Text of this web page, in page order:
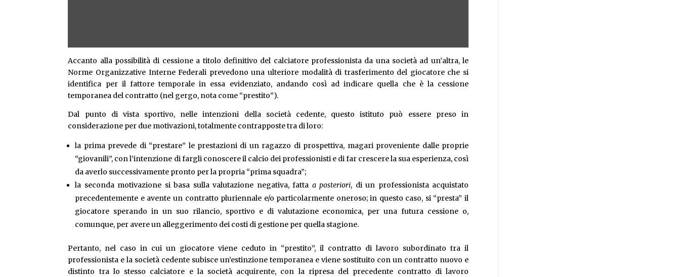
Accanto alla possibilità di cessione a titolo definitivo del calciatore professionista da una società ad un’altra, le
Norme Organizzative Interne Federali prevedono una ulteriore modalità di trasferimento del giocatore che si
identifica per il fattore temporale in essa evidenziato, andando così ad indicare quella che è la cessione
temporanea del contratto (nel gergo, nota come “prestito”).
Dal punto di vista sportivo, nelle intenzioni della società cedente, questo istituto può essere preso in
considerazione per due motivazioni, totalmente contrapposte tra di loro:
la prima prevede di “prestare” le prestazioni di un ragazzo di prospettiva, magari proveniente dalle proprie
“giovanili”, con l’intenzione di fargli conoscere il calcio dei professionisti e di far crescere la sua esperienza, così
da averlo successivamente pronto per la propria “prima squadra”;
la seconda motivazione si basa sulla valutazione negativa, fatta a posteriori, di un professionista acquistato
precedentemente e avente un contratto pluriennale e/o particolarmente oneroso; in questo caso, si “presta” il
giocatore sperando in un suo rilancio, sportivo e di valutazione economica, per una futura cessione o,
comunque, per avere un alleggerimento dei costi di gestione per quella stagione.
Pertanto, nel caso in cui un giocatore viene ceduto in “prestito”, il contratto di lavoro subordinato tra il
professionista e la società cedente subisce un’estinzione temporanea e viene sostituito con un contratto nuovo e
distinto tra lo stesso calciatore e la società acquirente, con la ripresa del precedente contratto di lavoro